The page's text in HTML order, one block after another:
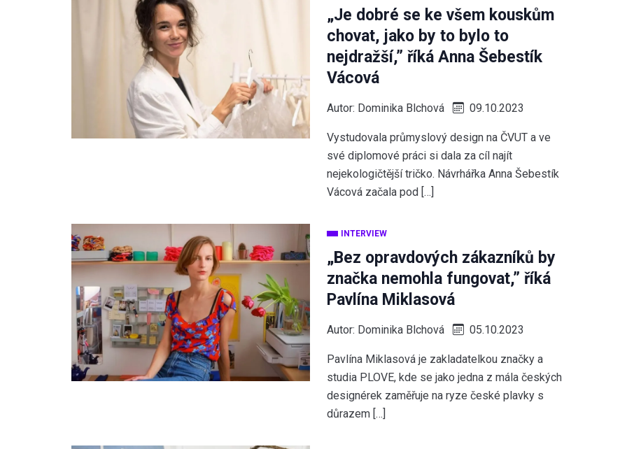
„Je dobré se ke všem kouskům
chovat, jako by to bylo to
nejdražší,” říká Anna Šebestík
Vácová
Autor: Dominika Blchová 09.10.2023
Vystudovala průmyslový design na ČVUT a ve
své diplomové práci si dala za cíl najít
nejekologičtější tričko. Návrhářka Anna Šebestík
Vácová začala pod […]
INTERVIEW
„Bez opravdových zákazníků by
značka nemohla fungovat,” říká
Pavlína Miklasová
Autor: Dominika Blchová 05.10.2023
Pavlína Miklasová je zakladatelkou značky a
studia PLOVE, kde se jako jedna z mála českých
designérek zaměřuje na ryze české plavky s
důrazem […]